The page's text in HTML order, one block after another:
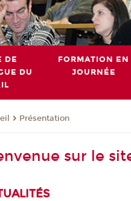
DE
DU
FORMATION EN
JOURNÉE
Présentation
sur le